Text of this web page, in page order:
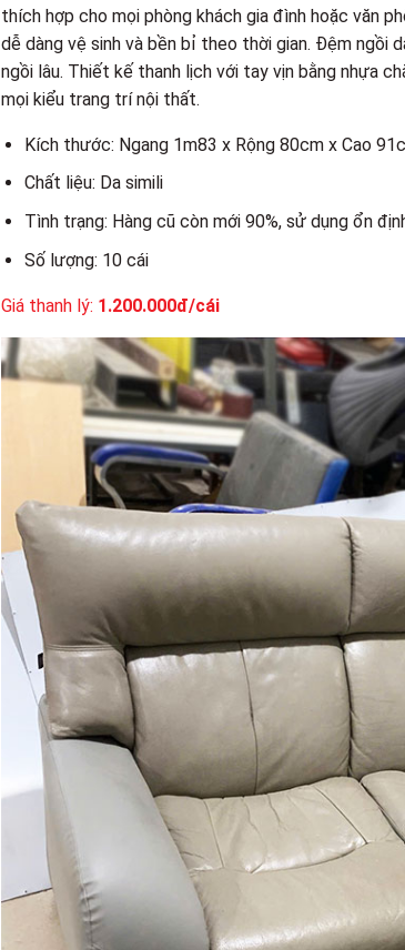
thích hợp cho mọi phòng khách gia đình hoặc văn
dễ dàng vệ sinh và bền bỉ theo thời gian. Đệm ngồi
ngồi lâu. Thiết kế thanh lịch với tay vịn bằng nhựa
mọi kiểu trang trí nội thất.
Kích thước: Ngang 1m83 x Rộng 80cm x Cao
Chất liệu: Da simili
Tình trạng: Hàng cũ còn mới 90%, sử dụng ổn
Số lượng: 10 cái
Giá thanh lý: 1.200.000đ/cái